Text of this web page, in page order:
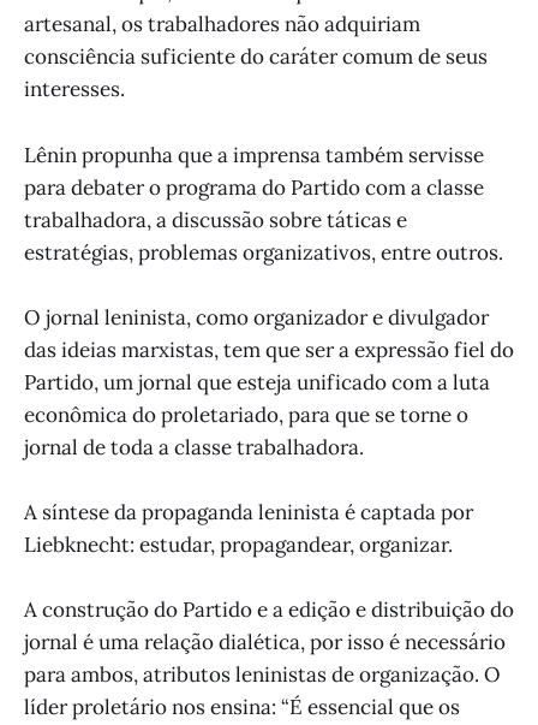
artesanal, os trabalhadores não adquiriam
consciência suficiente do caráter comum de seus
interesses.
Lênin propunha que a imprensa também servisse
para debater o programa do Partido com a classe
trabalhadora, a discussão sobre táticas e
estratégias, problemas organizativos, entre outros.
O jornal leninista, como organizador e divulgador
das ideias marxistas, tem que ser a expressão fiel do
Partido, um jornal que esteja unificado com a luta
econômica do proletariado, para que se torne o
jornal de toda a classe trabalhadora.
A síntese da propaganda leninista é captada por
Liebknecht: estudar, propagandear, organizar.
A construção do Partido e a edição e distribuição do
jornal é uma relação dialética, por isso é necessário
para ambos, atributos leninistas de organização. O
líder proletário nos ensina: “É essencial que os